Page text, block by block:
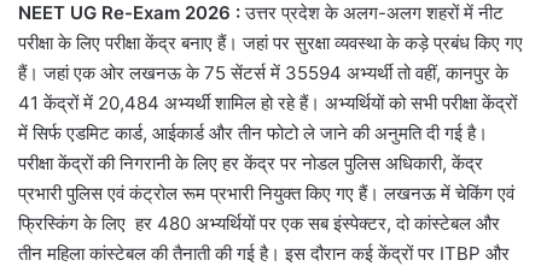
NEET UG Re-Exam 2026 :उत्तर प्रदेश के अलग-अलग शहरों में नीट
परीक्षा के लिए परीक्षा केंद्र बनाए हैं। जहां पर सुरक्षा व्यवस्था के कड़े प्रबंध किए गए
हैं। जहां एक ओर लखनऊ के 75 सेंटर्स में 35594 अभ्यर्थी तो वहीं, कानपुर के
41 केंद्रों में 20,484 अभ्यर्थी शामिल हो रहे हैं। अभ्यर्थियों को सभी परीक्षा केंद्रों
में सिर्फ एडमिट कार्ड, आईकार्ड और तीन फोटो ले जाने की अनु​मति दी गई है।
परीक्षा केंद्रों की निगरानी के लिए हर केंद्र पर नोडल पुलिस अधिकारी, केंद्र
प्रभारी पुलिस एवं कंट्रोल रूम प्रभारी नियुक्त किए गए हैं। लखनऊ में चेकिंग एवं
फ्रिस्किंग के लिए हर 480 अभ्यर्थियों पर एक सब इंस्पेक्टर, दो कांस्टेबल और
तीन महिला कांस्टेबल की तैनाती की गई है। इस दौरान कई केंद्रों पर ITBP और